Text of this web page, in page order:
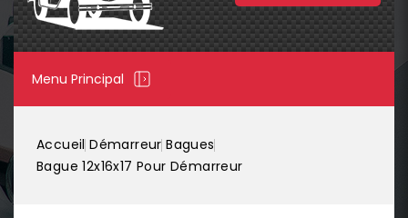
Menu Principal
Accueil Démarreur Bagues
Bague 12x16x17 Pour Démarreur